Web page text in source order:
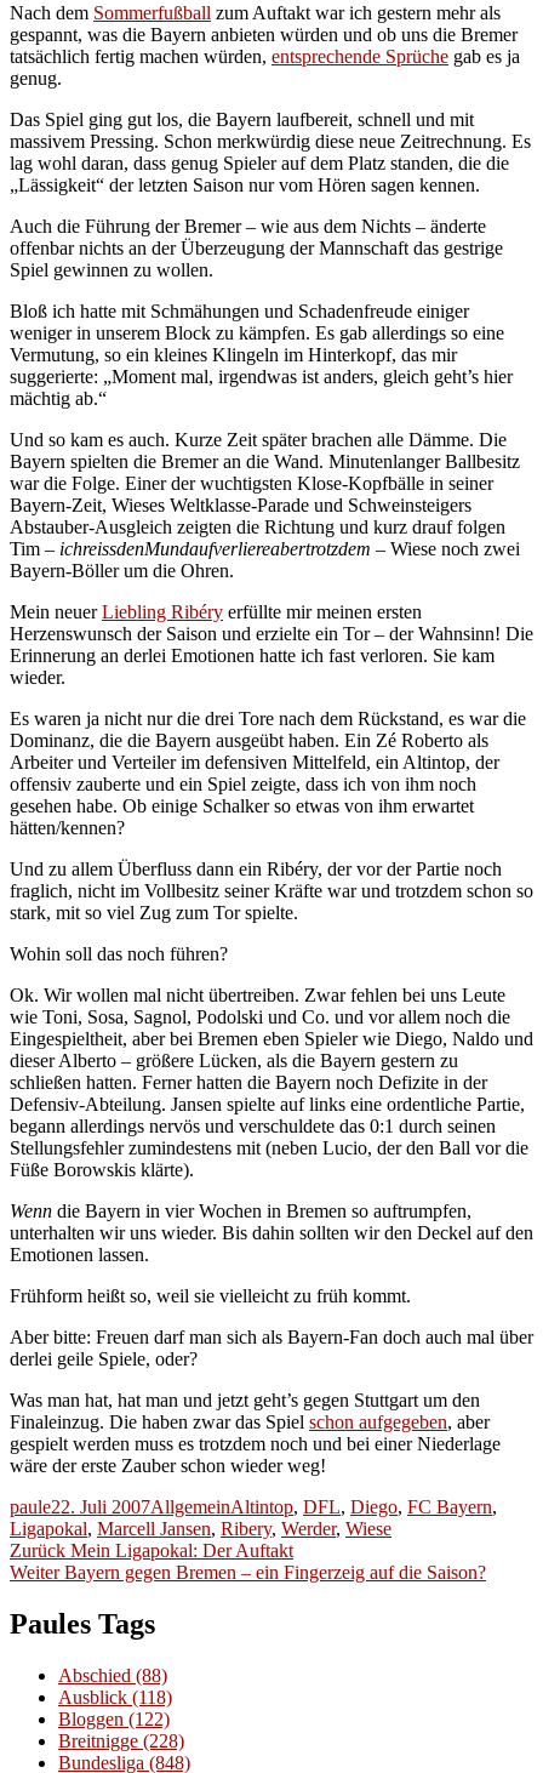
Nach dem Sommerfußball zum Auftakt war ich gestern mehr als
gespannt, was die Bayern anbieten würden und ob uns die Bremer
tatsächlich fertig machen würden, entsprechende Sprüche gab es ja
genug.
Das Spiel ging gut los, die Bayern laufbereit, schnell und mit
massivem Pressing. Schon merkwürdig diese neue Zeitrechnung. Es
lag wohl daran, dass genug Spieler auf dem Platz standen, die die
„Lässigkeit“ der letzten Saison nur vom Hören sagen kennen.
Auch die Führung der Bremer – wie aus dem Nichts – änderte
offenbar nichts an der Überzeugung der Mannschaft das gestrige
Spiel gewinnen zu wollen.
Bloß ich hatte mit Schmähungen und Schadenfreude einiger
weniger in unserem Block zu kämpfen. Es gab allerdings so eine
Vermutung, so ein kleines Klingeln im Hinterkopf, das mir
suggerierte: „Moment mal, irgendwas ist anders, gleich geht’s hier
mächtig ab.“
Und so kam es auch. Kurze Zeit später brachen alle Dämme. Die
Bayern spielten die Bremer an die Wand. Minutenlanger Ballbesitz
war die Folge. Einer der wuchtigsten Klose-Kopfbälle in seiner
Bayern-Zeit, Wieses Weltklasse-Parade und Schweinsteigers
Abstauber-Ausgleich zeigten die Richtung und kurz drauf folgen
Tim – ichreissdenMundaufverliereabertrotzdem – Wiese noch zwei
Bayern-Böller um die Ohren.
Mein neuerLiebling Ribéry erfüllte mir meinen ersten
Herzenswunsch der Saison und erzielte ein Tor – der Wahnsinn! Die
Erinnerung an derlei Emotionen hatte ich fast verloren. Sie kam
wieder.
Es waren ja nicht nur die drei Tore nach dem Rückstand, es war die
Dominanz, die die Bayern ausgeübt haben. Ein Zé Roberto als
Arbeiter und Verteiler im defensiven Mittelfeld, ein Altintop, der
offensiv zauberte und ein Spiel zeigte, dass ich von ihm noch
gesehen habe. Ob einige Schalker so etwas von ihm erwartet
hätten/kennen?
Und zu allem Überfluss dann ein Ribéry, der vor der Partie noch
fraglich, nicht im Vollbesitz seiner Kräfte war und trotzdem schon so
stark, mit so viel Zug zum Tor spielte.
Wohin soll das noch führen?
Ok. Wir wollen mal nicht übertreiben. Zwar fehlen bei uns Leute
wie Toni, Sosa, Sagnol, Podolski und Co. und vor allem noch die
Eingespieltheit, aber bei Bremen eben Spieler wie Diego, Naldo und
dieser Alberto – größere Lücken, als die Bayern gestern zu
schließen hatten. Ferner hatten die Bayern noch Defizite in der
Defensiv-Abteilung. Jansen spielte auf links eine ordentliche Partie,
begann allerdings nervös und verschuldete das 0:1 durch seinen
Stellungsfehler zumindestens mit (neben Lucio, der den Ball vor die
Füße Borowskis klärte).
Wenn die Bayern in vier Wochen in Bremen so auftrumpfen,
unterhalten wir uns wieder. Bis dahin sollten wir den Deckel auf den
Emotionen lassen.
Frühform heißt so, weil sie vielleicht zu früh kommt.
Aber bitte: Freuen darf man sich als Bayern-Fan doch auch mal über
derlei geile Spiele, oder?
Was man hat, hat man und jetzt geht’s gegen Stuttgart um den
Finaleinzug. Die haben zwar das Spiel schon aufgegeben, aber
gespielt werden muss es trotzdem noch und bei einer Niederlage
wäre der erste Zauber schon wieder weg!
Autor
pauleVeröffentlicht
am
22. Juli 2007Kategorien
AllgemeinSchlagwörter
Altintop, DFL, Diego, FC Bayern,
Ligapokal, Marcell Jansen, Ribery, Werder, Wiese
Beitragsnavigation
Zurück Vorheriger
Beitrag:
Mein Ligapokal: Der Auftakt
Weiter Nächster
Bayern gegen Bremen – ein Fingerzeig auf die Saison?
Paules Tags
Abschied (88)
Ausblick (118)
Bloggen (122)
Breitnigge (228)
Bundesliga (848)